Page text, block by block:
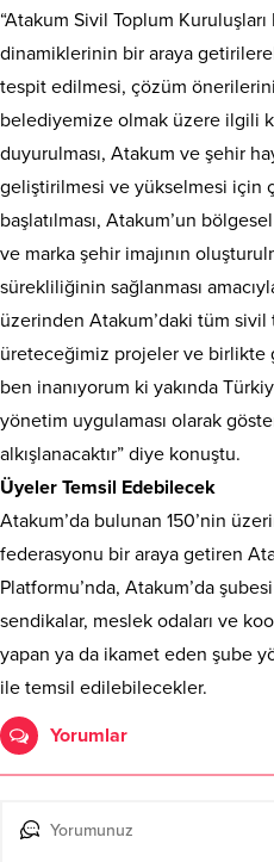
“Atakum Sivil Toplum
dinamiklerinin bir araya
tespit edilmesi, çözüm
belediyemize olmak üzere ilgili
duyurulması, Atakum ve şehir
geliştirilmesi ve yükselmesi için
başlatılması, Atakum’un
ve marka şehir imajının
sürekliliğinin sağlanması
üzerinden Atakum’daki tüm
üreteceğimiz projeler ve birlikte
ben inanıyorum ki yakında
yönetim uygulaması olarak
alkışlanacaktır” diye konuştu.
Üyeler Temsil Edebilecek
Atakum’da bulunan 150’nin
federasyonu bir araya getiren
Platformu’nda, Atakum’da
sendikalar, meslek odaları ve
yapan ya da ikamet eden şube
ile temsil edilebilecekler.
Yorumlar